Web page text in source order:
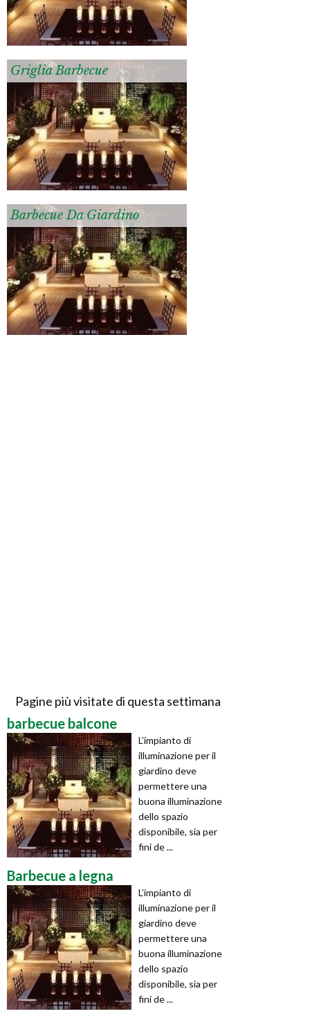
Griglia Barbecue
Barbecue Da Giardino
Pagine più visitate di questa settimana
barbecue balcone
L’impianto di
illuminazione per il
giardino deve
permettere una
buona illuminazione
dello spazio
disponibile, sia per
fini de ...
Barbecue a legna
L’impianto di
illuminazione per il
giardino deve
permettere una
buona illuminazione
dello spazio
disponibile, sia per
fini de ...